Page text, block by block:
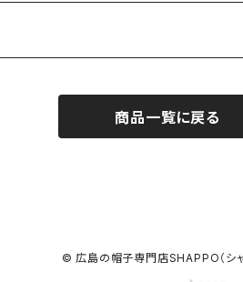
商品一覧に戻る
© 広島の帽子専門店SHAPPO（シャ